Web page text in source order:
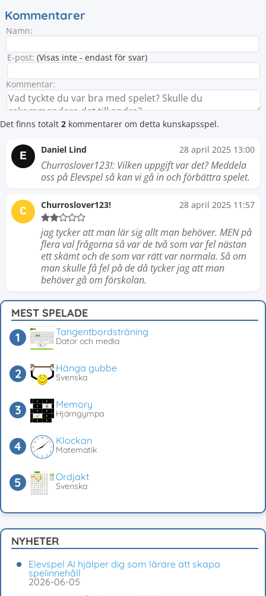
Kommentarer
Namn:
E-post: (Visas inte - endast för svar)
Kommentar:
Det finns totalt 2 kommentarer om detta kunskapsspel.
E Daniel Lind 28 april 2025 13:00
Churroslover123!: Vilken uppgift var det? Meddela
oss på Elevspel så kan vi gå in och förbättra spelet.
C Churroslover123! 28 april 2025 11:57
jag tycker att man lär sig allt man behöver. MEN på
flera val frågorna så var de två som var fel nästan
ett skämt och de som var rätt var normala. Så om
man skulle få fel på de då tycker jag att man
behöver gå om förskolan.
MEST SPELADE
Tangentbordsträning
Dator och media
Hänga gubbe
Svenska
Memory
Hjärngympa
Klockan
Matematik
Ordjakt
Svenska
NYHETER
Elevspel AI hjälper dig som lärare att skapa
spelinnehåll
2026-06-05